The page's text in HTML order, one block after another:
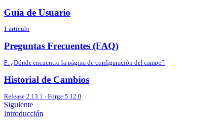
Guía de Usuario
1 artículo
Preguntas Frecuentes (FAQ)
P: ¿Dónde encuentro la página de configuración del campo?
Historial de Cambios
Release 2.13.1 · Forge 5.12.0
Siguiente
Introducción